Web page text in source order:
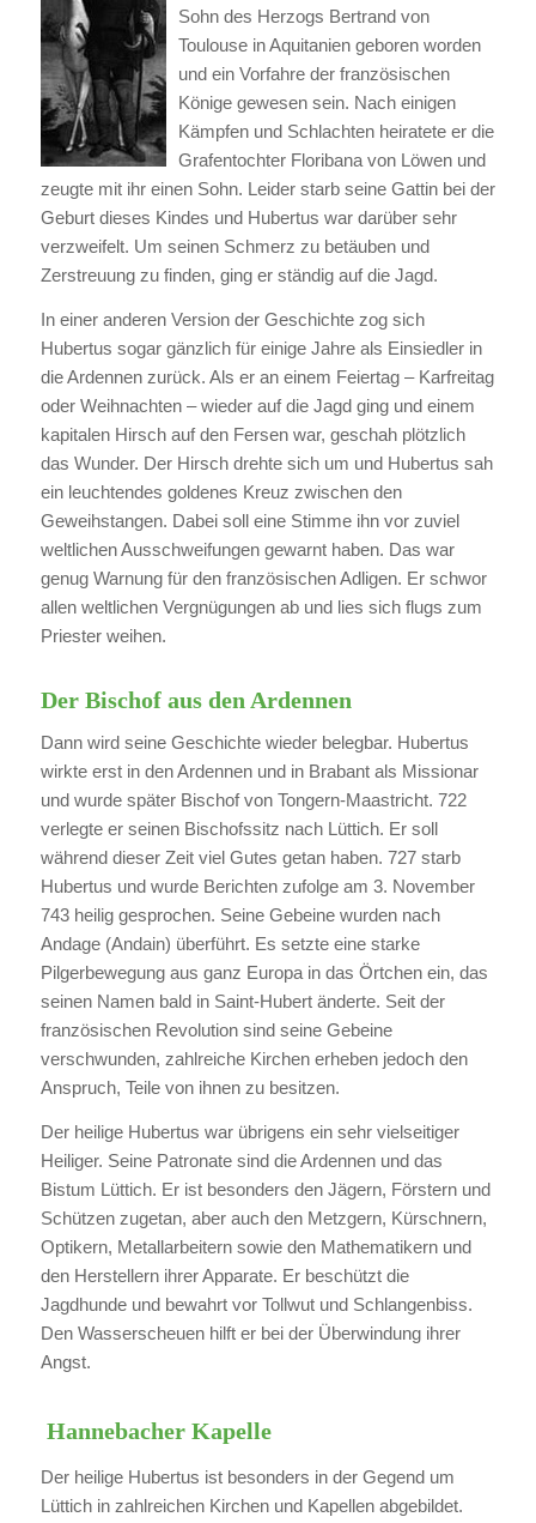
Sohn des Herzogs Bertrand von
Toulouse in Aquitanien geboren worden
und ein Vorfahre der französischen
Könige gewesen sein. Nach einigen
Kämpfen und Schlachten heiratete er die
Grafentochter Floribana von Löwen und
zeugte mit ihr einen Sohn. Leider starb seine Gattin bei der
Geburt dieses Kindes und Hubertus war darüber sehr
verzweifelt. Um seinen Schmerz zu betäuben und
Zerstreuung zu finden, ging er ständig auf die Jagd.
In einer anderen Version der Geschichte zog sich
Hubertus sogar gänzlich für einige Jahre als Einsiedler in
die Ardennen zurück. Als er an einem Feiertag – Karfreitag
oder Weihnachten – wieder auf die Jagd ging und einem
kapitalen Hirsch auf den Fersen war, geschah plötzlich
das Wunder. Der Hirsch drehte sich um und Hubertus sah
ein leuchtendes goldenes Kreuz zwischen den
Geweihstangen. Dabei soll eine Stimme ihn vor zuviel
weltlichen Ausschweifungen gewarnt haben. Das war
genug Warnung für den französischen Adligen. Er schwor
allen weltlichen Vergnügungen ab und lies sich flugs zum
Priester weihen.
Der Bischof aus den Ardennen
Dann wird seine Geschichte wieder belegbar. Hubertus
wirkte erst in den Ardennen und in Brabant als Missionar
und wurde später Bischof von Tongern-Maastricht. 722
verlegte er seinen Bischofssitz nach Lüttich. Er soll
während dieser Zeit viel Gutes getan haben. 727 starb
Hubertus und wurde Berichten zufolge am 3. November
743 heilig gesprochen. Seine Gebeine wurden nach
Andage (Andain) überführt. Es setzte eine starke
Pilgerbewegung aus ganz Europa in das Örtchen ein, das
seinen Namen bald in Saint-Hubert änderte. Seit der
französischen Revolution sind seine Gebeine
verschwunden, zahlreiche Kirchen erheben jedoch den
Anspruch, Teile von ihnen zu besitzen.
Der heilige Hubertus war übrigens ein sehr vielseitiger
Heiliger. Seine Patronate sind die Ardennen und das
Bistum Lüttich. Er ist besonders den Jägern, Förstern und
Schützen zugetan, aber auch den Metzgern, Kürschnern,
Optikern, Metallarbeitern sowie den Mathematikern und
den Herstellern ihrer Apparate. Er beschützt die
Jagdhunde und bewahrt vor Tollwut und Schlangenbiss.
Den Wasserscheuen hilft er bei der Überwindung ihrer
Angst.
Hannebacher Kapelle
Der heilige Hubertus ist besonders in der Gegend um
Lüttich in zahlreichen Kirchen und Kapellen abgebildet.